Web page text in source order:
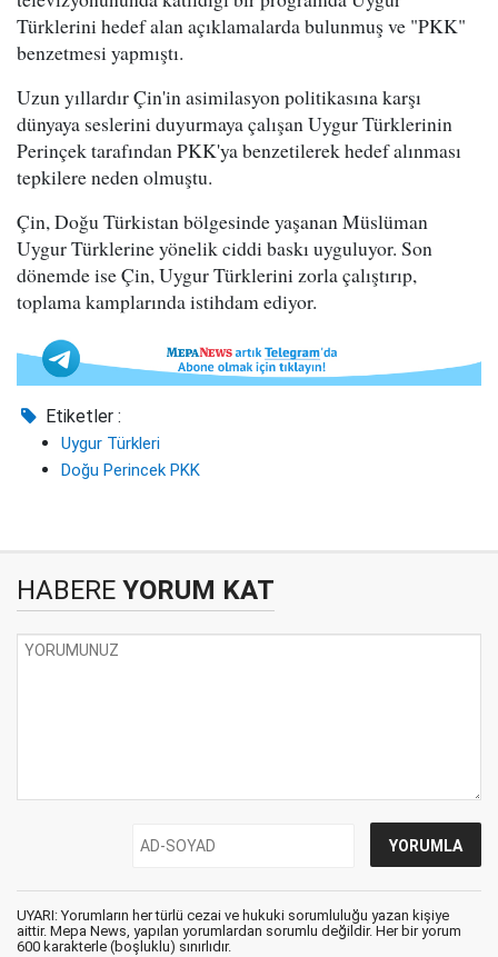
Türklerini hedef alan açıklamalarda bulunmuş ve "PKK"
benzetmesi yapmıştı.
Uzun yıllardır Çin'in asimilasyon politikasına karşı
dünyaya seslerini duyurmaya çalışan Uygur Türklerinin
Perinçek tarafından PKK'ya benzetilerek hedef alınması
tepkilere neden olmuştu.
Çin, Doğu Türkistan bölgesinde yaşanan Müslüman
Uygur Türklerine yönelik ciddi baskı uyguluyor. Son
dönemde ise Çin, Uygur Türklerini zorla çalıştırıp,
toplama kamplarında istihdam ediyor.
Etiketler :
Uygur Türkleri
Doğu Perincek PKK
HABERE YORUM KAT
UYARI: Yorumların her türlü cezai ve hukuki sorumluluğu yazan kişiye
aittir. Mepa News, yapılan yorumlardan sorumlu değildir. Her bir yorum
600 karakterle (boşluklu) sınırlıdır.